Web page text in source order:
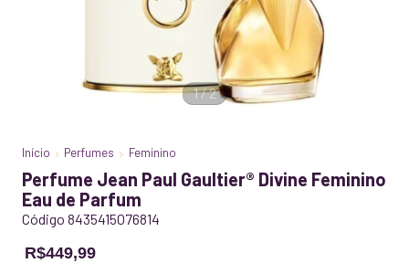
1/2
Início Perfumes Feminino
Perfume Jean Paul Gaultier® Divine Feminino
Eau de Parfum
Código 8435415076814
R$449,99